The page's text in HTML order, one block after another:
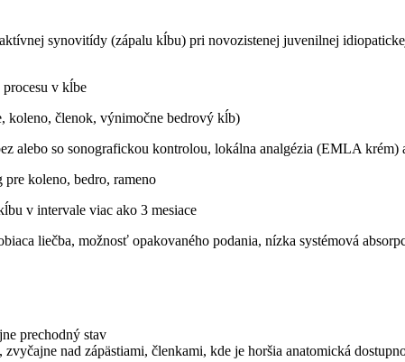
synovitídy (zápalu kĺbu) pri novozistenej juvenilnej
v kĺbe
koleno, členok, výnimočne bedrový kĺb)
alebo so sonografickou kontrolou, lokálna analgézia (EMLA krém)
koleno, bedro, rameno
v intervale viac ako 3 mesiace
liečba, možnosť opakovaného podania, nízka systémová
prechodný stav
nad zápästiami, členkami, kde je horšia anatomická